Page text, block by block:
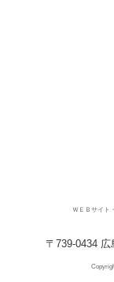
ＷＥＢサイト
〒739-0434 広